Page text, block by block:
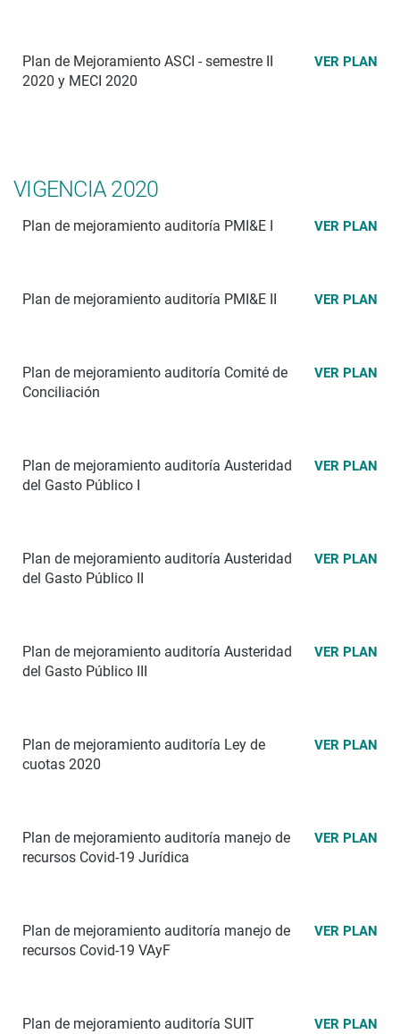
Plan de Mejoramiento ASCI - semestre II
2020 y MECI 2020
VER PLAN
VIGENCIA 2020
Plan de mejoramiento auditoría PMI&E I VER PLAN
Plan de mejoramiento auditoría PMI&E II VER PLAN
Plan de mejoramiento auditoría Comité de
Conciliación
VER PLAN
Plan de mejoramiento auditoría Austeridad
del Gasto Público I
VER PLAN
Plan de mejoramiento auditoría Austeridad
del Gasto Público II
VER PLAN
Plan de mejoramiento auditoría Austeridad
del Gasto Público III
VER PLAN
Plan de mejoramiento auditoría Ley de
cuotas 2020
VER PLAN
Plan de mejoramiento auditoría manejo de
recursos Covid-19 Jurídica
VER PLAN
Plan de mejoramiento auditoría manejo de
recursos Covid-19 VAyF
VER PLAN
Plan de mejoramiento auditoría SUIT VER PLAN